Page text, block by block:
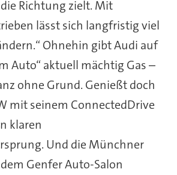
Richtung zielt. Mit
lässt sich langfristig viel
Ohnehin gibt Audi auf
Auto“ aktuell mächtig Gas –
ohne Grund. Genießt doch
mit seinem ConnectedDrive
klaren
Und die Münchner
Genfer Auto-Salon